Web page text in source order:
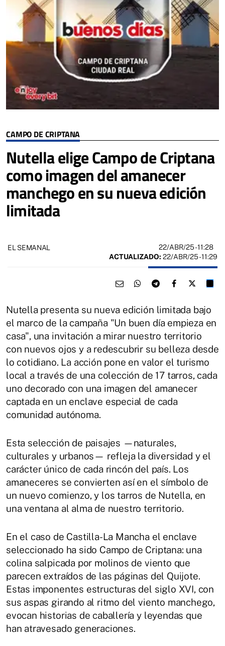
CAMPO DE CRIPTANA
Nutella elige Campo de Criptana
como imagen del amanecer
manchego en su nueva edición
limitada
EL SEMANAL 22/ABR/25- 11:28
ACTUALIZADO: 22/ABR/25 - 11:29
Nutella presenta su nueva edición limitada bajo
el marco de la campaña "Un buen día empieza en
casa", una invitación a mirar nuestro territorio
con nuevos ojos y a redescubrir su belleza desde
lo cotidiano. La acción pone en valor el turismo
local a través de una colección de 17 tarros, cada
uno decorado con una imagen del amanecer
captada en un enclave especial de cada
comunidad autónoma.
Esta selección de paisajes —naturales,
culturales y urbanos— refleja la diversidad y el
carácter único de cada rincón del país. Los
amaneceres se convierten así en el símbolo de
un nuevo comienzo, y los tarros de Nutella, en
una ventana al alma de nuestro territorio.
En el caso de Castilla-La Mancha el enclave
seleccionado ha sido Campo de Criptana: una
colina salpicada por molinos de viento que
parecen extraídos de las páginas del Quijote.
Estas imponentes estructuras del siglo XVI, con
sus aspas girando al ritmo del viento manchego,
evocan historias de caballería y leyendas que
han atravesado generaciones.